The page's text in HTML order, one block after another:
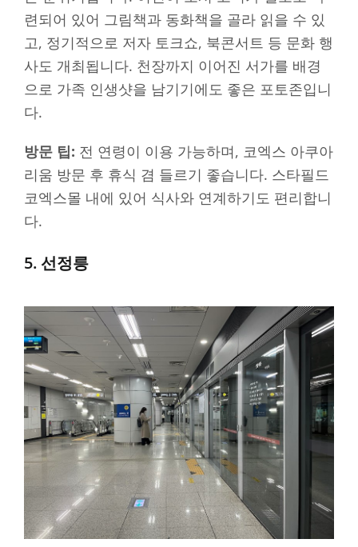
련되어 있어 그림책과 동화책을 골라 읽을 수 있
고, 정기적으로 저자 토크쇼, 북콘서트 등 문화 행
사도 개최됩니다. 천장까지 이어진 서가를 배경
으로 가족 인생샷을 남기기에도 좋은 포토존입니
다.
방문 팁: 전 연령이 이용 가능하며, 코엑스 아쿠아
리움 방문 후 휴식 겸 들르기 좋습니다. 스타필드
코엑스몰 내에 있어 식사와 연계하기도 편리합니
다.
5. 선정릉